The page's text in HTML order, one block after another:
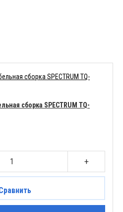
сборка SPECTRUM TQ-
+